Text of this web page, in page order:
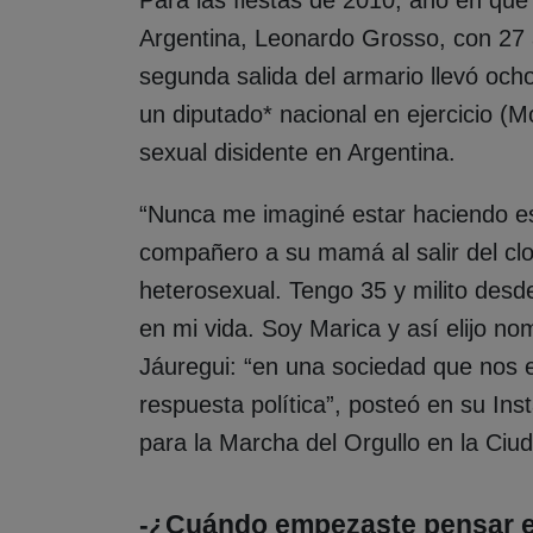
Argentina, Leonardo Grosso, con
segunda salida del armario llevó
un diputado* nacional en ejercicio
sexual disidente en Argentina.
“Nunca me imaginé estar haciendo
compañero a su mamá al salir del
heterosexual. Tengo 35 y milito
en mi vida. Soy Marica y así elijo
Jáuregui: “en una sociedad que
respuesta política”, posteó en su
para la Marcha del Orgullo en la
-¿Cuándo empezaste pensar